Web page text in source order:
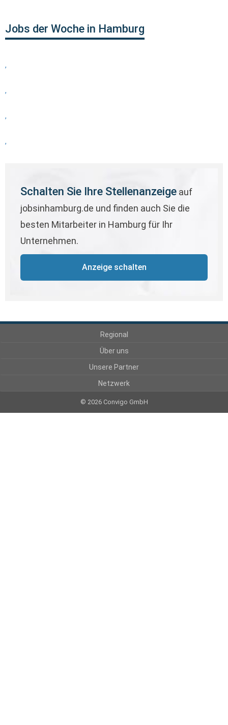
Jobs der Woche in Hamburg
,
,
,
,
Schalten Sie Ihre Stellenanzeige auf
jobsinhamburg.de und finden auch Sie die
besten Mitarbeiter in Hamburg für Ihr
Unternehmen.
Anzeige schalten
Regional
Über uns
Unsere Partner
Netzwerk
© 2026 Convigo GmbH